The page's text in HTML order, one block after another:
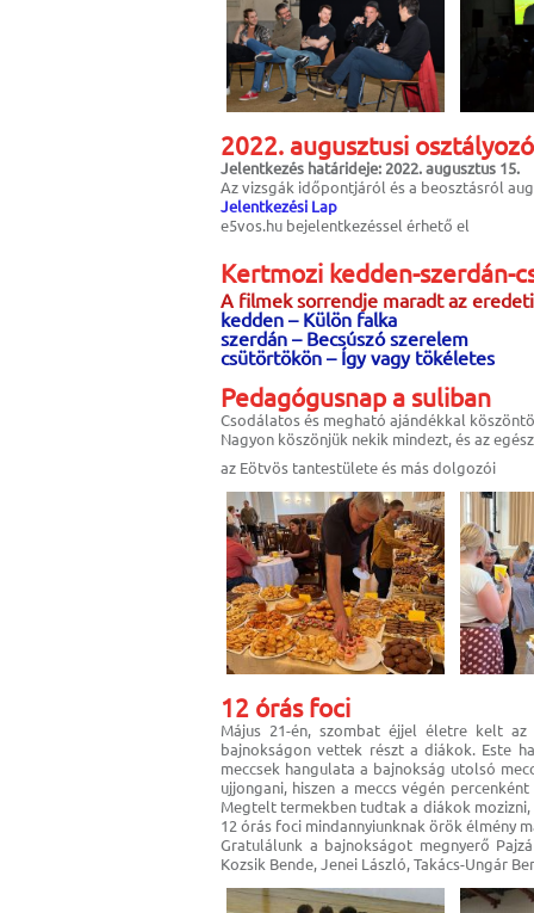
2022. augusztusi
Jelentkezés határideje: 2022. augusztus 15.
Az vizsgák időpontjáról és a beosztásról
Jelentkezési Lap
e5vos.hu bejelentkezéssel érhető el
Kertmozi kedden-szerdán-
A filmek sorrendje maradt az
kedden – Külön falka
szerdán – Becsúszó szerelem
csütörtökön – Így vagy tökéletes
Pedagógusnap a suliban
Csodálatos és megható ajándékkal
Nagyon köszönjük nekik mindezt, és az
az Eötvös tantestülete és más dolgozói
12 órás foci
Május 21-én, szombat éjjel életre kelt
bajnokságon vettek részt a diákok. Este
meccsek hangulata a bajnokság utolsó
ujjongani, hiszen a meccs végén
Megtelt termekben tudtak a diákok
12 órás foci mindannyiunknak örök élmény
Gratulálunk a bajnokságot megnyerő
Kozsik Bende, Jenei László, Takács-Ungár